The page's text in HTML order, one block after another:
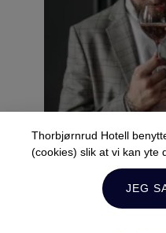
Thorbjørnrud Hotell
(cookies) slik at vi kan yte
JEG